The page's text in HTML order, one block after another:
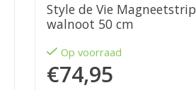
Style de Vie Magneetstrip
walnoot 50 cm
Op voorraad
€74,95